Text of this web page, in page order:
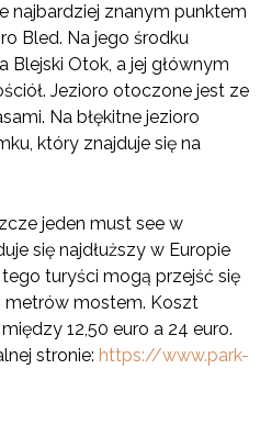
najbardziej znanym punktem
Bled. Na jego środku
Blejski Otok, a jej głównym
Jezioro otoczone jest ze
Na błękitne jezioro
który znajduje się na
jeden must see w
się najdłuższy w Europie
turyści mogą przejść się
metrów mostem. Koszt
12,50 euro a 24 euro.
stronie: https://www.park-